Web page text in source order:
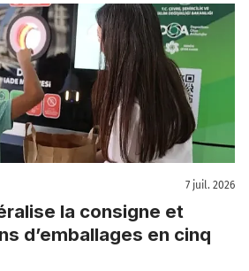
7 juil. 2026
la consigne et
d’emballages en cinq